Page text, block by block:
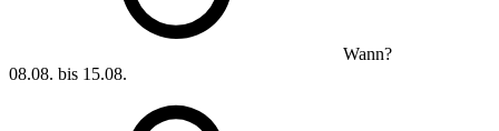
Wann?
08.08. bis 15.08.